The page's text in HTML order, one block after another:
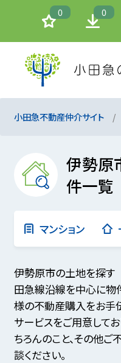
0 0
小田急不動産仲介サイト
伊勢原
件一覧
マンション
伊勢原市の土地を探す
田急線沿線を中心に物
様の不動産購入をお手
サービスをご用意して
ちろんのこと、その他
談ください。